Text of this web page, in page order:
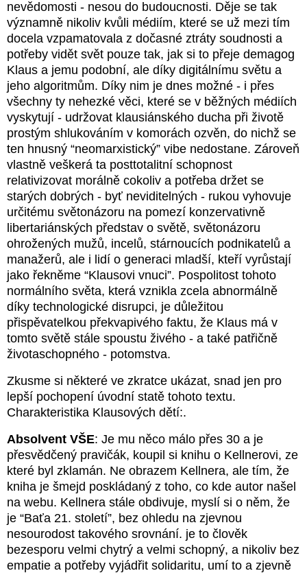
nevědomosti - nesou do budoucnosti. Děje se tak
významně nikoliv kvůli médiím, které se už mezi tím
docela vzpamatovala z dočasné ztráty soudnosti a
potřeby vidět svět pouze tak, jak si to přeje demagog
Klaus a jemu podobní, ale díky digitálnímu světu a
jeho algoritmům. Díky nim je dnes možné - i přes
všechny ty nehezké věci, které se v běžných médiích
vyskytují - udržovat klausiánského ducha při životě
prostým shlukováním v komorách ozvěn, do nichž se
ten hnusný “neomarxistický” vibe nedostane. Zároveň
vlastně veškerá ta posttotalitní schopnost
relativizovat morálně cokoliv a potřeba držet se
starých dobrých - byť neviditelných - rukou vyhovuje
určitému světonázoru na pomezí konzervativně
libertariánských představ o světě, světonázoru
ohrožených mužů, incelů, stárnoucích podnikatelů a
manažerů, ale i lidí o generaci mladší, kteří vyrůstají
jako řekněme “Klausovi vnuci”. Pospolitost tohoto
normálního světa, která vznikla zcela abnormálně
díky technologické disrupci, je důležitou
přispěvatelkou překvapivého faktu, že Klaus má v
tomto světě stále spoustu živého - a také patřičně
životaschopného - potomstva.
Zkusme si některé ve zkratce ukázat, snad jen pro
lepší pochopení úvodní statě tohoto textu.
Charakteristika Klausových dětí:.
Absolvent VŠE: Je mu něco málo přes 30 a je
přesvědčený pravičák, koupil si knihu o Kellnerovi, ze
které byl zklamán. Ne obrazem Kellnera, ale tím, že
kniha je šmejd poskládaný z toho, co kde autor našel
na webu. Kellnera stále obdivuje, myslí si o něm, že
je “Baťa 21. století”, bez ohledu na zjevnou
nesourodost takového srovnání. je to člověk
bezesporu velmi chytrý a velmi schopný, a nikoliv bez
empatie a potřeby vyjádřit solidaritu, umí to a zjevně